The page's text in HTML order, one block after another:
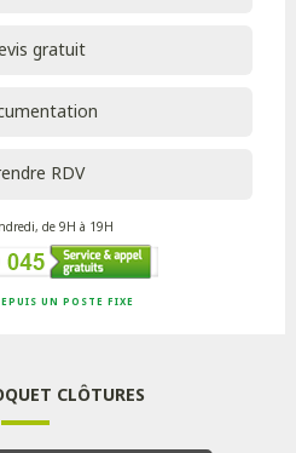
gratuit
RDV
de 9H à 19H
UN POSTE FIXE
CLÔTURES